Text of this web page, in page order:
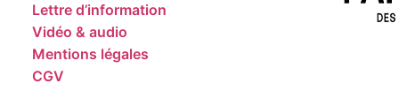
Lettre d’information
Vidéo & audio
Mentions légales
CGV